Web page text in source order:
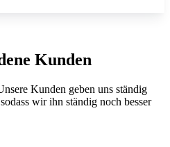
Kunden
Kunden geben uns ständig
wir ihn ständig noch besser